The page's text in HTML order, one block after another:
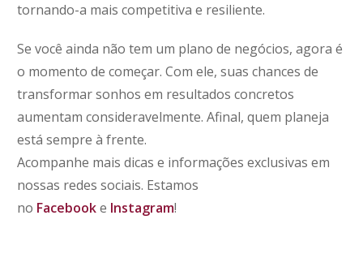
tornando-a mais competitiva e resiliente.
Se você ainda não tem um plano de negócios, agora é
o momento de começar. Com ele, suas chances de
transformar sonhos em resultados concretos
aumentam consideravelmente. Afinal, quem planeja
está sempre à frente.
Acompanhe mais dicas e informações exclusivas em
nossas redes sociais. Estamos
no Facebooke Instagram!